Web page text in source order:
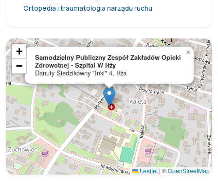
Ortopedia i traumatologia narządu ruchu
Samodzielny Publiczny Zespół Zakładów Opieki
Zdrowotnej - Szpital W Iłży
Danuty Siedzikówny "Inki" 4, Iłża
×
+
−
Leaflet | ©OpenStreetMap